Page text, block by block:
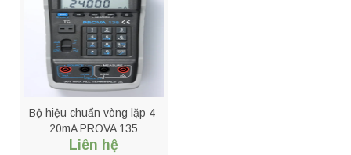
Bộ hiệu chuẩn vòng lặp 4-
20mA PROVA 135
Liên hệ